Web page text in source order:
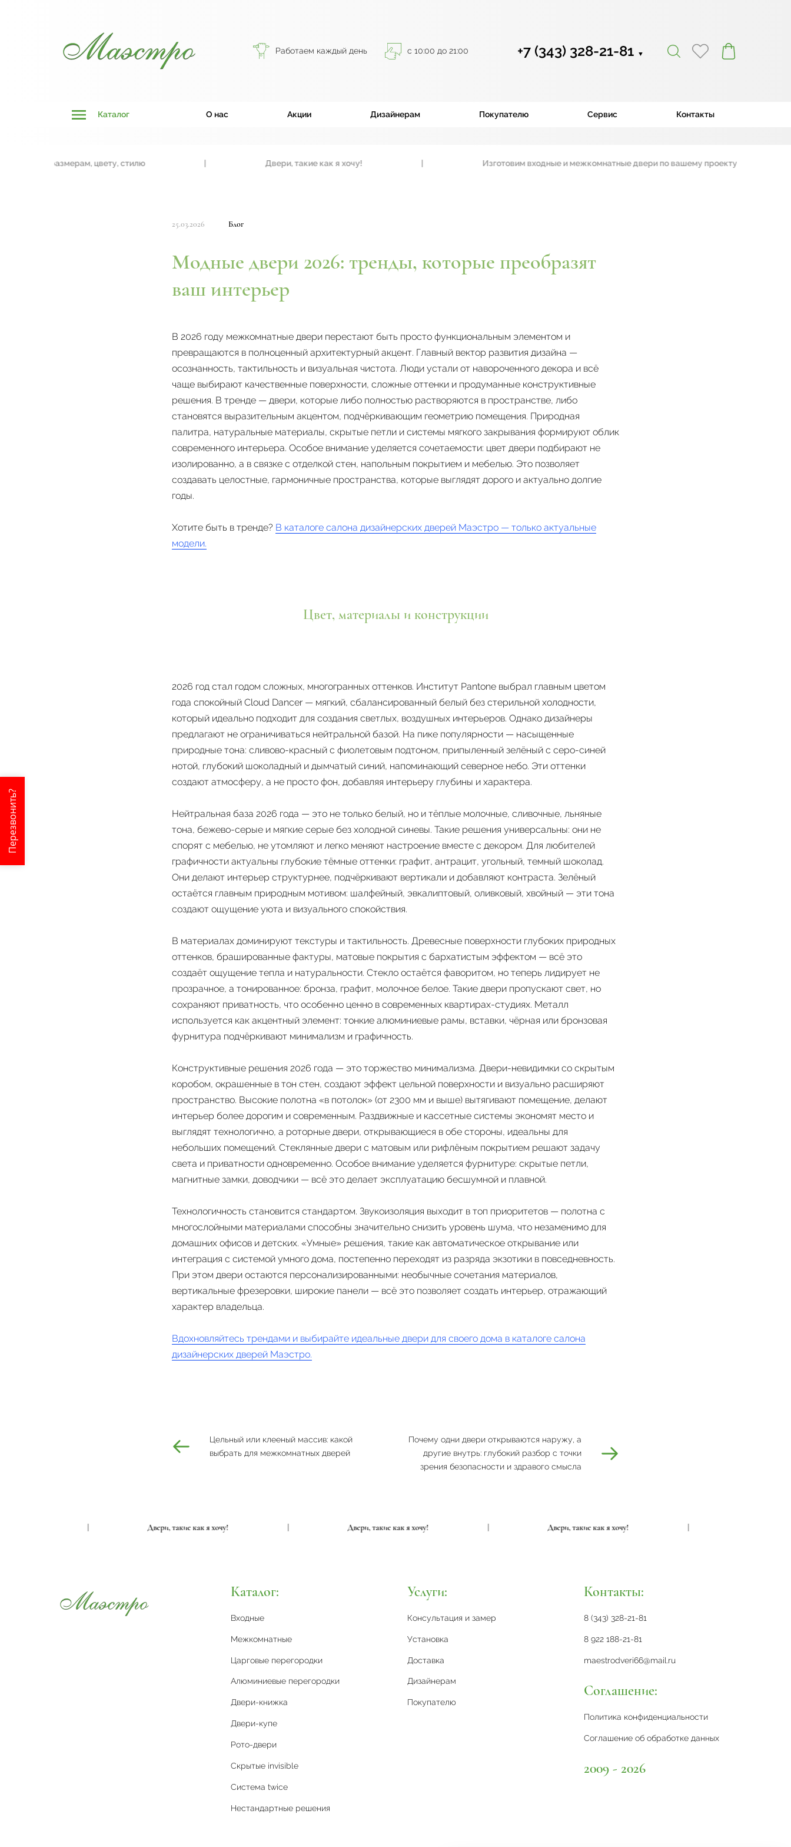
Работаем каждый день с 10:00 до 21:00 +7 (343) 328-21-81 ▼
Каталог О нас Акции Дизайнерам Покупателю Сервис Контакты
к размерам, цвету, стилю Двери, такие как я хочу! Изготовим входные и межкомнатные двери по вашему проекту
25.03.2026 Блог
Модные двери 2026: тренды, которые преобразят
ваш интерьер
В 2026 году межкомнатные двери перестают быть просто функциональным элементом и
превращаются в полноценный архитектурный акцент. Главный вектор развития дизайна —
осознанность, тактильность и визуальная чистота. Люди устали от навороченного декора и всё
чаще выбирают качественные поверхности, сложные оттенки и продуманные конструктивные
решения. В тренде — двери, которые либо полностью растворяются в пространстве, либо
становятся выразительным акцентом, подчёркивающим геометрию помещения. Природная
палитра, натуральные материалы, скрытые петли и системы мягкого закрывания формируют облик
современного интерьера. Особое внимание уделяется сочетаемости: цвет двери подбирают не
изолированно, а в связке с отделкой стен, напольным покрытием и мебелью. Это позволяет
создавать целостные, гармоничные пространства, которые выглядят дорого и актуально долгие
годы.
Хотите быть в тренде? В каталоге салона дизайнерских дверей Маэстро — только актуальные
модели.
Цвет, материалы и конструкции
2026 год стал годом сложных, многогранных оттенков. Институт Pantone выбрал главным цветом
года спокойный Cloud Dancer — мягкий, сбалансированный белый без стерильной холодности,
который идеально подходит для создания светлых, воздушных интерьеров. Однако дизайнеры
предлагают не ограничиваться нейтральной базой. На пике популярности — насыщенные
природные тона: сливово-красный с фиолетовым подтоном, припыленный зелёный с серо-синей
нотой, глубокий шоколадный и дымчатый синий, напоминающий северное небо. Эти оттенки
создают атмосферу, а не просто фон, добавляя интерьеру глубины и характера.
Нейтральная база 2026 года — это не только белый, но и тёплые молочные, сливочные, льняные
тона, бежево-серые и мягкие серые без холодной синевы. Такие решения универсальны: они не
спорят с мебелью, не утомляют и легко меняют настроение вместе с декором. Для любителей
графичности актуальны глубокие тёмные оттенки: графит, антрацит, угольный, темный шоколад.
Они делают интерьер структурнее, подчёркивают вертикали и добавляют контраста. Зелёный
остаётся главным природным мотивом: шалфейный, эвкалиптовый, оливковый, хвойный — эти тона
создают ощущение уюта и визуального спокойствия.
В материалах доминируют текстуры и тактильность. Древесные поверхности глубоких природных
оттенков, брашированные фактуры, матовые покрытия с бархатистым эффектом — всё это
создаёт ощущение тепла и натуральности. Стекло остаётся фаворитом, но теперь лидирует не
прозрачное, а тонированное: бронза, графит, молочное белое. Такие двери пропускают свет, но
сохраняют приватность, что особенно ценно в современных квартирах-студиях. Металл
используется как акцентный элемент: тонкие алюминиевые рамы, вставки, чёрная или бронзовая
фурнитура подчёркивают минимализм и графичность.
Конструктивные решения 2026 года — это торжество минимализма. Двери-невидимки со скрытым
коробом, окрашенные в тон стен, создают эффект цельной поверхности и визуально расширяют
пространство. Высокие полотна «в потолок» (от 2300 мм и выше) вытягивают помещение, делают
интерьер более дорогим и современным. Раздвижные и кассетные системы экономят место и
выглядят технологично, а роторные двери, открывающиеся в обе стороны, идеальны для
небольших помещений. Стеклянные двери с матовым или рифлёным покрытием решают задачу
света и приватности одновременно. Особое внимание уделяется фурнитуре: скрытые петли,
магнитные замки, доводчики — всё это делает эксплуатацию бесшумной и плавной.
Технологичность становится стандартом. Звукоизоляция выходит в топ приоритетов — полотна с
многослойными материалами способны значительно снизить уровень шума, что незаменимо для
домашних офисов и детских. «Умные» решения, такие как автоматическое открывание или
интеграция с системой умного дома, постепенно переходят из разряда экзотики в повседневность.
При этом двери остаются персонализированными: необычные сочетания материалов,
вертикальные фрезеровки, широкие панели — всё это позволяет создать интерьер, отражающий
характер владельца.
Вдохновляйтесь трендами и выбирайте идеальные двери для своего дома в каталоге салона
дизайнерских дверей Маэстро.
Цельный или клееный массив: какой
выбрать для межкомнатных дверей
Почему одни двери открываются наружу, а
другие внутрь: глубокий разбор с точки
зрения безопасности и здравого смысла
Двери, такие как я хочу! Двери, такие как я хочу! Двери, такие как я хочу!
Каталог:
Входные
Межкомнатные
Царговые перегородки
Алюминиевые перегородки
Двери-книжка
Двери-купе
Рото-двери
Скрытые invisible
Система twice
Нестандартные решения
Услуги:
Консультация и замер
Установка
Доставка
Дизайнерам
Покупателю
Контакты:
8 (343) 328-21-81
8 922 188-21-81
maestrodveri66@mail.ru
Соглашение:
Политика конфиденциальности
Соглашение об обработке данных
2009 - 2026
Перезвонить?